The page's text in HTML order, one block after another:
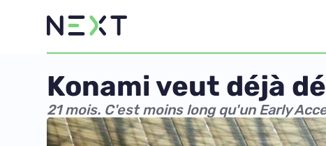
Konami veut déjà
21 mois. C'est moins long qu'un Early